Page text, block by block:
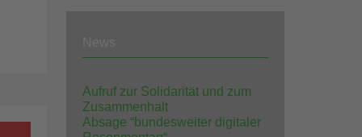
Aufruf zur Solidarität und zum
Zusammenhalt
Absage “bundesweiter digitaler